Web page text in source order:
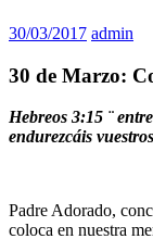
30/03/2017 admin
30 de Marzo:
Hebreos 3:15 ¨
endurezcáis
Padre Adorado,
coloca en nuestra